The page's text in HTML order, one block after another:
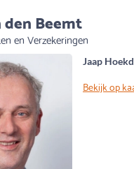
Jaap
Bekijk op
Beemt
en Verzekeringen